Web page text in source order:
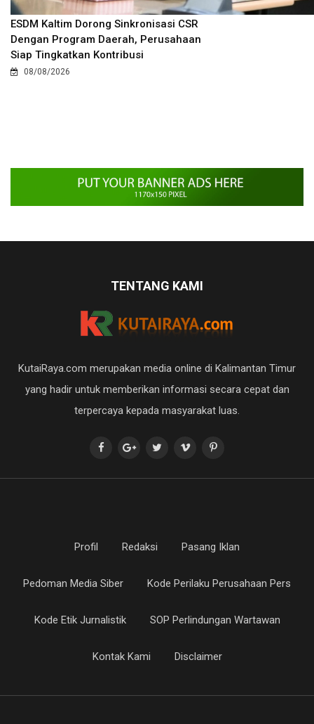
ESDM Kaltim Dorong Sinkronisasi CSR
Dengan Program Daerah, Perusahaan
Siap Tingkatkan Kontribusi
08/08/2026
TENTANG KAMI
KutaiRaya.com merupakan media online di Kalimantan Timur
yang hadir untuk memberikan informasi secara cepat dan
terpercaya kepada masyarakat luas.
Profil Redaksi Pasang Iklan
Pedoman Media Siber Kode Perilaku Perusahaan Pers
Kode Etik Jurnalistik SOP Perlindungan Wartawan
Kontak Kami Disclaimer